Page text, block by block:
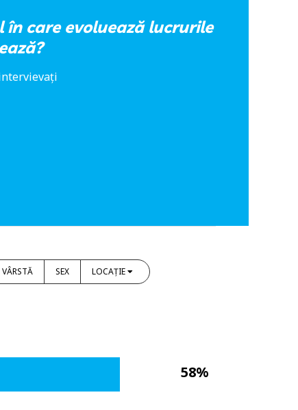
care evoluează lucrurile
VÂRSTĂ SEX LOCAȚIE
58%